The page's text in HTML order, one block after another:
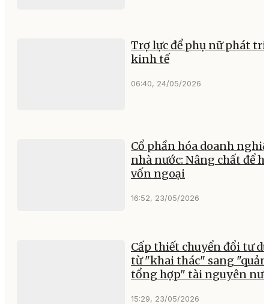
Trợ lực để phụ nữ phát
kinh tế
06:40, 24/05/2026
Cổ phần hóa doanh
nhà nước: Nâng chất để
vốn ngoại
16:52, 23/05/2026
Cấp thiết chuyển đổi tư
từ "khai thác" sang
tổng hợp" tài nguyên
15:29, 23/05/2026